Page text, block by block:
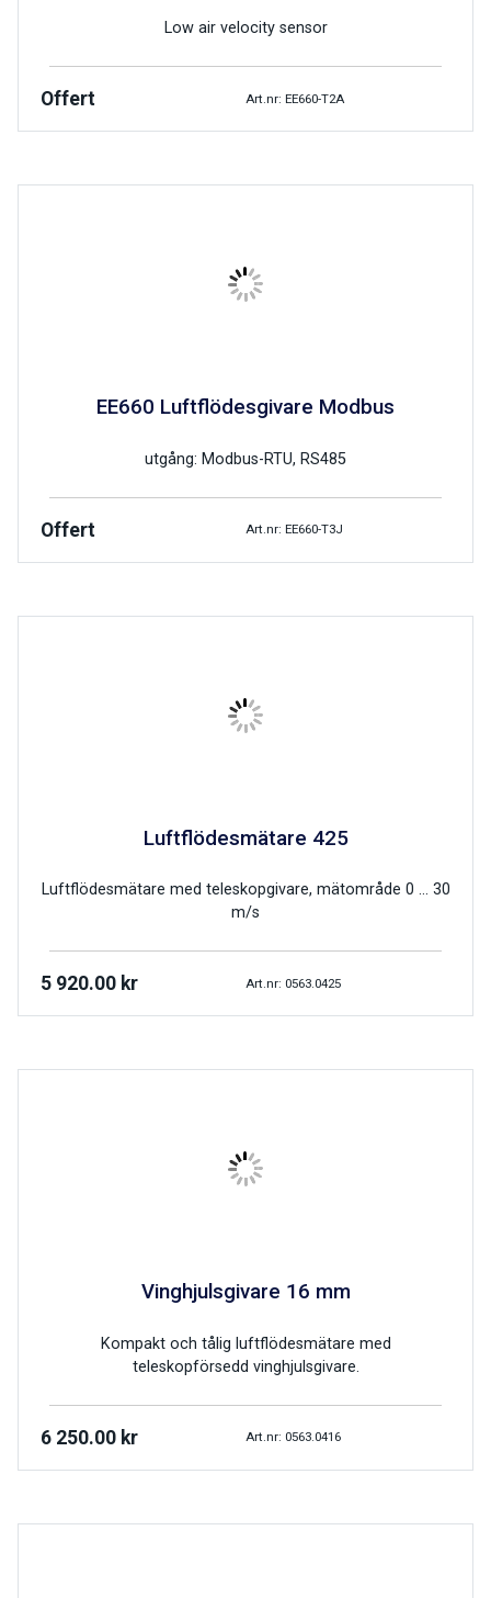
Low air velocity sensor
Offert Art.nr: EE660-T2A
EE660 Luftflödesgivare Modbus
utgång: Modbus-RTU, RS485
Offert Art.nr: EE660-T3J
Luftflödesmätare 425
Luftflödesmätare med teleskopgivare, mätområde 0 … 30
m/s
5 920.00 kr Art.nr: 0563.0425
Vinghjulsgivare 16 mm
Kompakt och tålig luftflödesmätare med
teleskopförsedd vinghjulsgivare.
6 250.00 kr Art.nr: 0563.0416